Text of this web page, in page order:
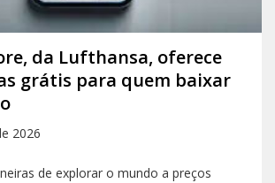
da Lufthansa, oferece
grátis para quem baixar
2026
de explorar o mundo a preços